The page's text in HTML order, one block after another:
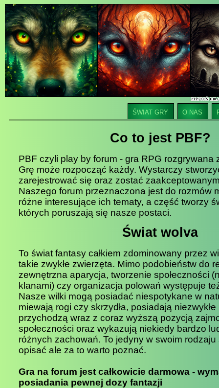
ŚWIAT GRY O NAS
Co to jest PBF?
PBF czyli play by forum - gra RPG rozgrywana
Grę może rozpocząć każdy. Wystarczy
zarejestrować się oraz zostać
Naszego forum przeznaczona jest do rozmów
różne interesujące ich tematy, a część tworzy
których poruszają się nasze postaci.
Świat wolva
To świat fantasy całkiem zdominowany przez
takie zwykłe zwierzęta. Mimo podobieństw do
zewnętrzna aparycja, tworzenie społeczności
klanami) czy organizacja polowań występuje
Nasze wilki mogą posiadać niespotykane w
miewają rogi czy skrzydła, posiadają
przychodzą wraz z coraz wyższą pozycją
społeczności oraz wykazują niekiedy bardzo
różnych zachowań. To jedyny w swoim
opisać ale za to warto poznać.
Gra na forum jest całkowicie darmowa -
posiadania pewnej dozy fantazji